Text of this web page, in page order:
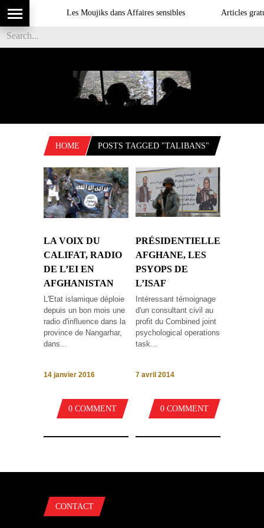
Les Moujiks dans Affaires sensibles Articles
HOME POSTS TAGGED "TALIBANS"
LA VOIX DU
CALIFAT, RADIO
DE L’EI EN
AFGHANISTAN
L'Etat islamique déploie
depuis un bon mois une
radio d'influence dans la
province de Nangarhar,
dans...
14 janvier 2016
0 COMMENT
PRÉSIDENTIELLE
AFGHANE, LES
PSYOPS DE
L’ISAF
Intéressant témoignage
d'un consultant civil au
profit du Combined joint
psychological operations
task...
7 avril 2014
0 COMMENT
CONTACT